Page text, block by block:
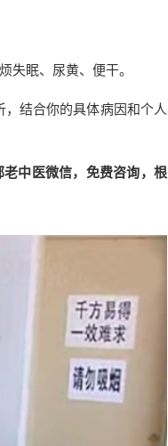
眠、尿黄、便干。
结合你的具体病因和个人
中医微信，免费咨询，根